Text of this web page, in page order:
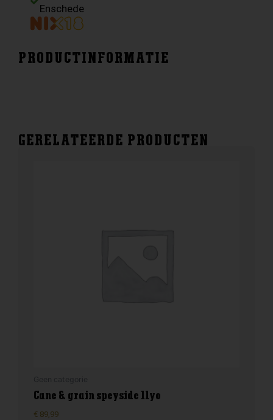
Enschede
PRODUCTINFORMATIE
GERELATEERDE PRODUCTEN
Cane & grain speyside 11yo
€ 89,99